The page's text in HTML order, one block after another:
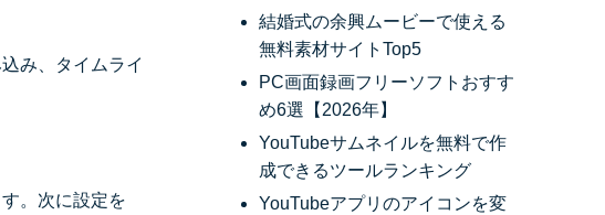
み、タイムライ
。次に設定を
結婚式の余興ムービーで使える
無料素材サイトTop5
PC画面録画フリーソフトおすす
め6選【2026年】
YouTubeサムネイルを無料で作
成できるツールランキング
YouTubeアプリのアイコンを変